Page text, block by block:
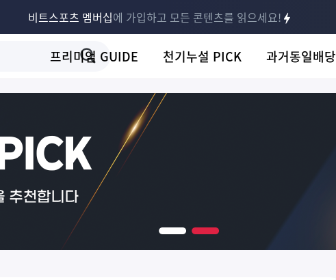
비트스포츠 멤버십에 가입하고 모든 콘텐츠를 읽으세요!
프리미엄 GUIDE 천기누설 PICK 과거동일배당
다음